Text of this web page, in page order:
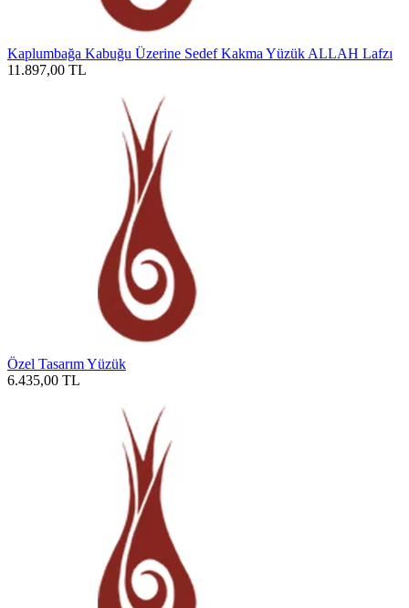
Kaplumbağa Kabuğu Üzerine Sedef Kakma Yüzük ALLAH Lafzı
11.897,00 TL
Özel Tasarım Yüzük
6.435,00 TL